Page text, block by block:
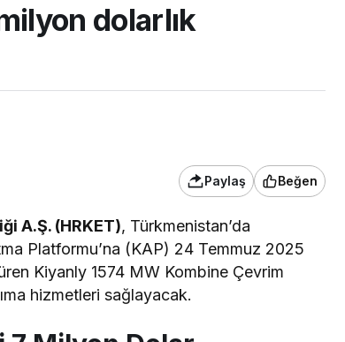
dolarlık
Paylaş Beğen
A.Ş. (HRKET), Türkmenistan’da
Platformu’na (KAP) 24 Temmuz 2025
Kiyanly 1574 MW Kombine Çevrim
hizmetleri sağlayacak.